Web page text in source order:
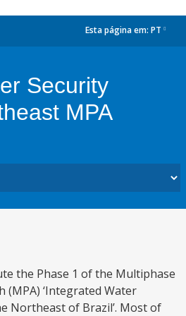
Esta página em: PT
Security
MPA
the Phase 1 of the Multiphase
(MPA) ‘Integrated Water
Northeast of Brazil’. Most of